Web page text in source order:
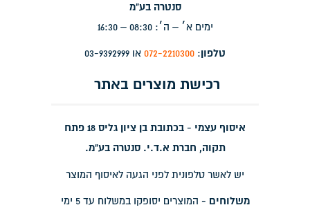
סנטרה בע"מ
ימים א׳ – ה׳: 08:30 – 16:30
טלפון:
072-2210300 או 03-9392999
רכישת מוצרים באתר
איסוף עצמי - בכתובת בן ציון גליס 18 פתח
תקוה, חברת א.ד.י. סנטרה בע"מ.
יש לאשר טלפונית לפני הגעה לאיסוף המוצר
משלוחים - המוצרים יסופקו במשלוח עד 5 ימי